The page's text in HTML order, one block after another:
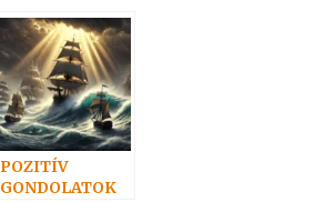
POZITÍV
GONDOLATOK